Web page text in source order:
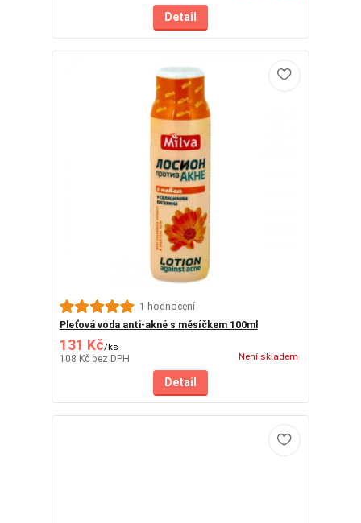
Detail
1 hodnocení
Pleťová voda anti-akné s měsíčkem 100ml
131 Kč/ks
108 Kč bez DPH Není skladem
Detail